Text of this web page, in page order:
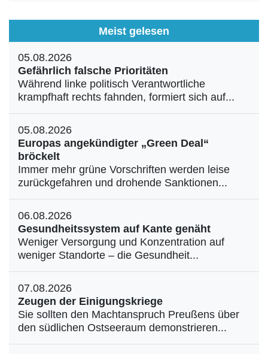
Meist gelesen
05.08.2026
Gefährlich falsche Prioritäten
Während linke politisch Verantwortliche
krampfhaft rechts fahnden, formiert sich auf...
05.08.2026
Europas angekündigter „Green Deal“
bröckelt
Immer mehr grüne Vorschriften werden leise
zurückgefahren und drohende Sanktionen...
06.08.2026
Gesundheitssystem auf Kante genäht
Weniger Versorgung und Konzentration auf
weniger Standorte – die Gesundheit...
07.08.2026
Zeugen der Einigungskriege
Sie sollten den Machtanspruch Preußens über
den südlichen Ostseeraum demonstrieren...